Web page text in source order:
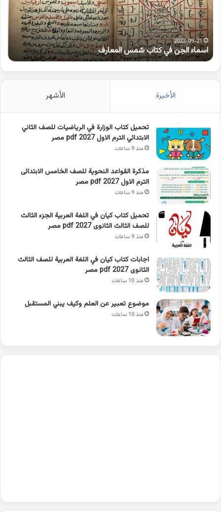
المعارف
2022-09-21
اسماء الجن في كتاب شمس المعارف
الأخيرة الأشهر
تحميل كتاب الوزارة في الرياضيات للصف الثاني
الابتدائي الترم الاول 2027 pdf مصر
منذ 9 ساعات
مذكرة القواعد النحوية للصف الخامس الابتدائى
الترم الاول 2027 pdf مصر
منذ 9 ساعات
تحميل كتاب كيان في اللغة العربية الجزء الثالث
للصف الثالث الثانوى 2027 pdf مصر
منذ 9 ساعات
اجابات كتاب كيان في اللغة العربية للصف الثالث
الثانوى 2027 pdf مصر
منذ 10 ساعات
موضوع تعبير عن العلم وكيف يبني المستقبل
منذ 10 ساعات